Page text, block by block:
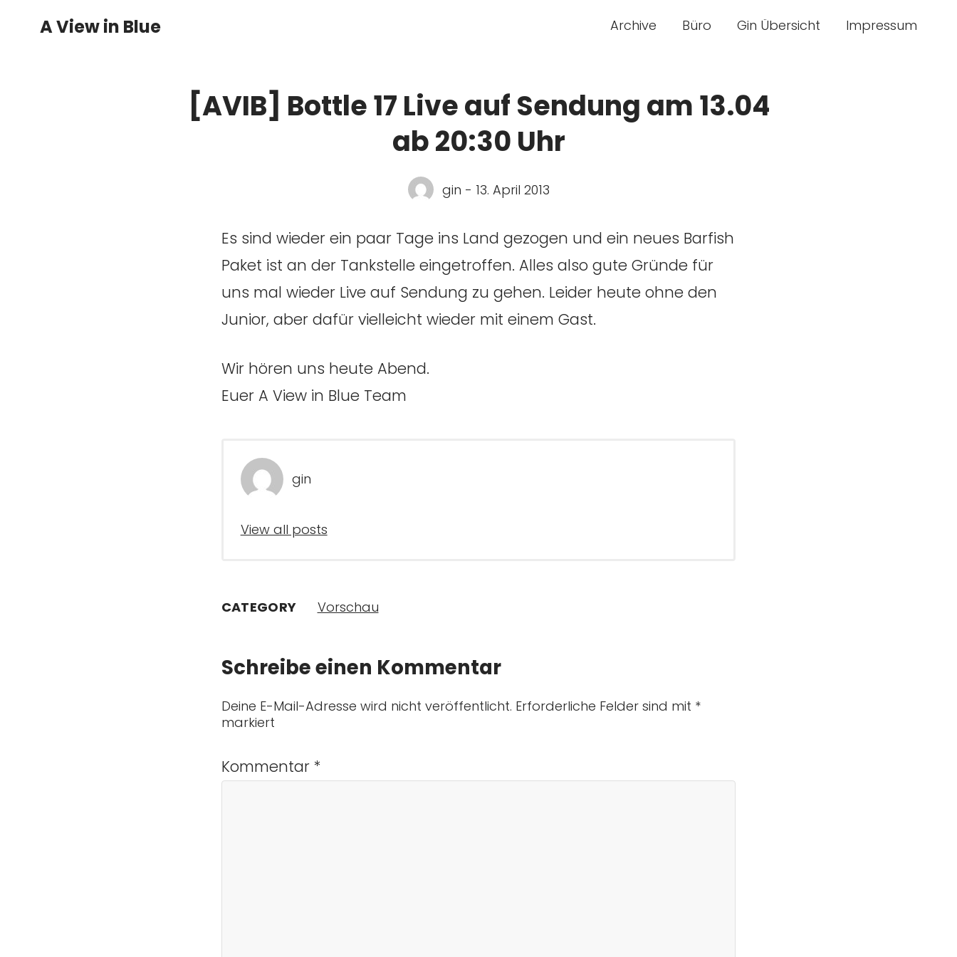
A View in Blue Archive Büro Gin Übersicht Impressum
[AVIB] Bottle 17 Live auf Sendung am 13.04
ab 20:30 Uhr
gin - 13. April 2013
Es sind wieder ein paar Tage ins Land gezogen und ein neues Barfish
Paket ist an der Tankstelle eingetroffen. Alles also gute Gründe für
uns mal wieder Live auf Sendung zu gehen. Leider heute ohne den
Junior, aber dafür vielleicht wieder mit einem Gast.
Wir hören uns heute Abend.
Euer A View in Blue Team
gin
View all posts
CATEGORY Vorschau
Schreibe einen Kommentar
Deine E-Mail-Adresse wird nicht veröffentlicht. Erforderliche Felder sind mit *
markiert
Kommentar *